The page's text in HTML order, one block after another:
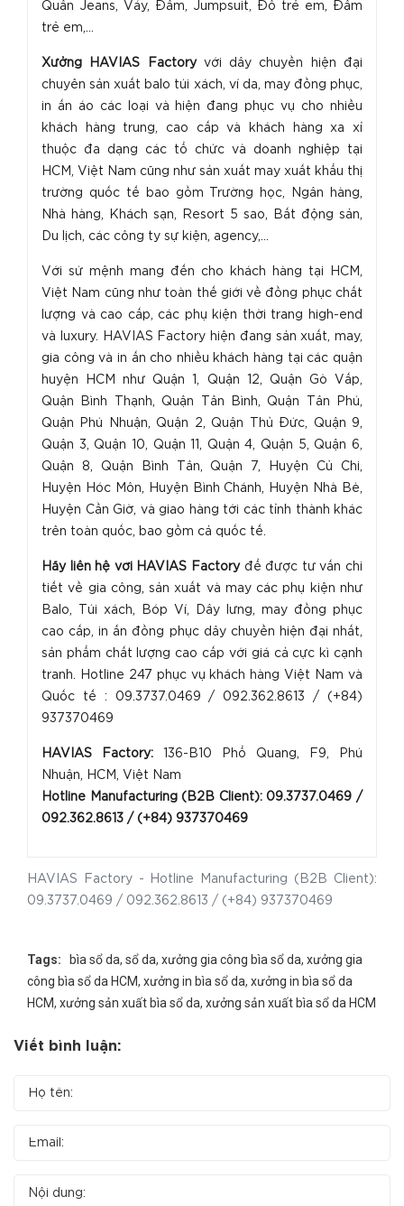
HAVIAS Factory - Hotline Manufacturing (B2B Client):
09.3737.0469 / 092.362.8613 / (+84) 937370469
Quần Jeans, Váy, Đầm, Jumpsuit, Đồ trẻ em, Đầm
trẻ em,...
Xưởng HAVIAS Factoryvới dây chuyền hiện đại
chuyên sản xuất balo túi xách, ví da, may đồng phục,
in ấn áo các loại và hiện đang phục vụ cho nhiều
khách hàng trung, cao cấp và khách hàng xa xỉ
thuộc đa dạng các tổ chức và doanh nghiệp tại
HCM, Việt Nam cũng như sản xuất may xuất khẩu thị
trường quốc tế bao gồm Trường học, Ngân hàng,
Nhà hàng, Khách sạn, Resort 5 sao, Bất động sản,
Du lịch, các công ty sự kiện, agency,...
Với sứ mệnh mang đến cho khách hàng tại HCM,
Việt Nam cũng như toàn thế giới về đồng phục chất
lượng và cao cấp, các phụ kiện thời trang high-end
và luxury. HAVIAS Factory hiện đang sản xuất, may,
gia công và in ấn cho nhiều khách hàng tại các quận
huyện HCM như Quận 1, Quận 12, Quận Gò Vấp,
Quận Bình Thạnh, Quận Tân Bình, Quận Tân Phú,
Quận Phú Nhuận, Quận 2, Quận Thủ Đức, Quận 9,
Quận 3, Quận 10, Quận 11, Quận 4, Quận 5, Quận 6,
Quận 8, Quận Bình Tân, Quận 7, Huyện Củ Chi,
Huyện Hóc Môn, Huyện Bình Chánh, Huyện Nhà Bè,
Huyện Cần Giờ, và giao hàng tới các tỉnh thành khác
trên toàn quốc, bao gồm cả quốc tế.
H ãy liên hệ với HAVIAS Factory để được tư vấn chi
tiết về gia công, sản xuất và may các phụ kiện như
Balo, Túi xách, Bóp Ví, Dây lưng, may đồng phục
cao cấp, in ấn đồng phục dây chuyền hiện đại nhất,
sản phẩm chất lượng cao cấp với giá cả cực kì cạnh
tranh. Hotline 247 phục vụ khách hàng Việt Nam và
Quốc tế : 09.3737.0469 / 092.362.8613 / (+84)
937370469
HAVIAS Factory:
136-B10 Phổ Quang, F9, Phú
Nhuận, HCM, Việt Nam
Hotline Manufacturing (B2B Client): 09.3737.0469 /
092.362.8613 / (+84) 937370469
Tags: bìa sổ da, sổ da, xưởng gia công bìa sổ da, xưởng gia
công bìa sổ da HCM, xưởng in bìa sổ da, xưởng in bìa sổ da
HCM, xưởng sản xuất bìa sổ da, xưởng sản xuất bìa sổ da HCM
Viết bình luận: